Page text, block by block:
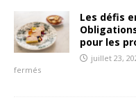
Les défis
pour les
juillet 23,
fermés